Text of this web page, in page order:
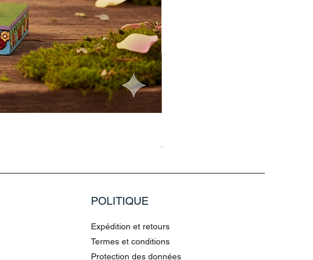
Prix original
10,90 €
POLITIQUE
Expédition et retours
Termes et conditions
Protection des données